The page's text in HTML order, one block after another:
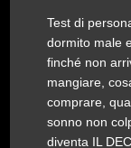
Test di
dormito male
finché non
mangiare,
comprare,
sonno non
diventa IL